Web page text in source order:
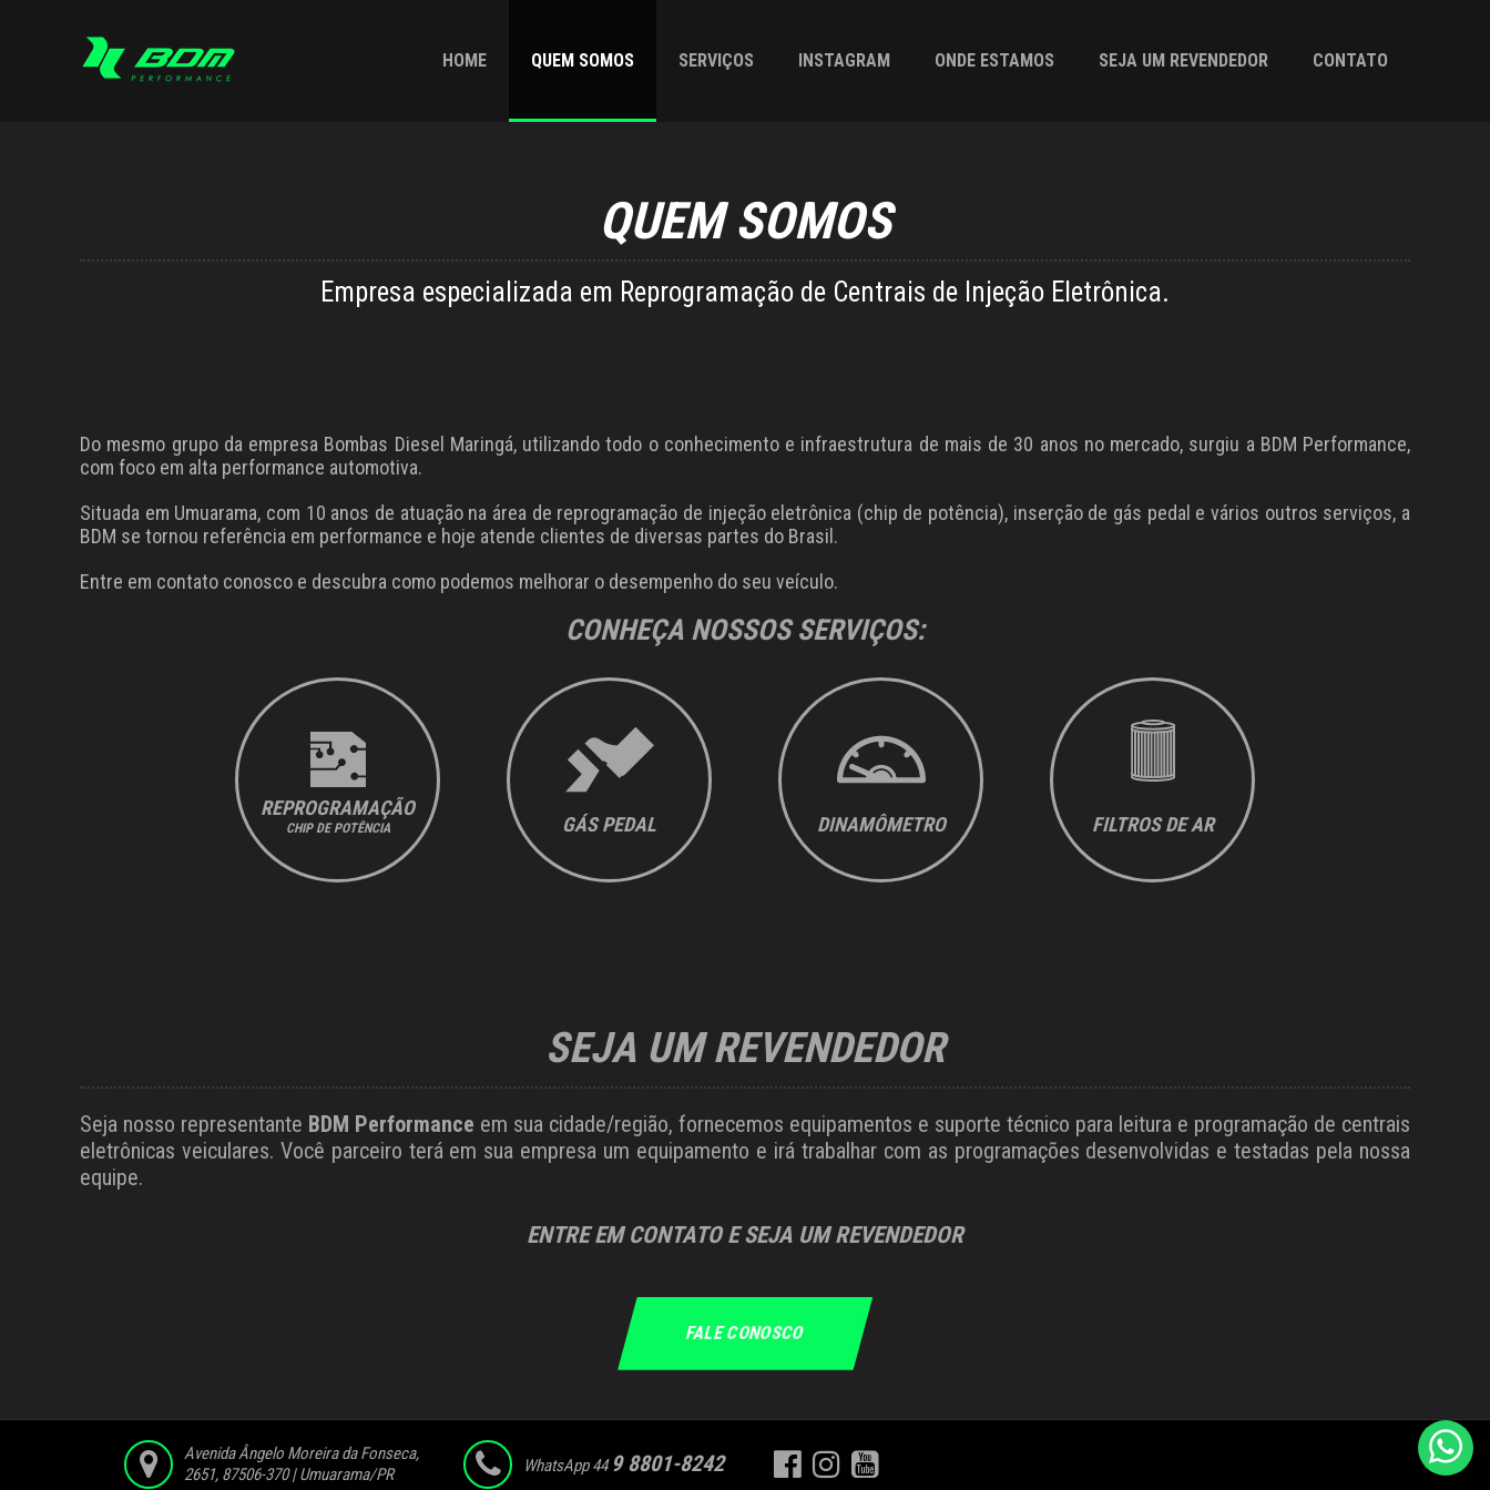
HOME QUEM SOMOS SERVIÇOS INSTAGRAM ONDE ESTAMOS SEJA UM REVENDEDOR CONTATO
QUEM SOMOS
Empresa especializada em Reprogramação de Centrais de Injeção Eletrônica.
Do mesmo grupo da empresa Bombas Diesel Maringá, utilizando todo o conhecimento e infraestrutura de mais de 30 anos no mercado, surgiu a BDM Performance,
com foco em alta performance automotiva.
Situada em Umuarama, com 10 anos de atuação na área de reprogramação de injeção eletrônica (chip de potência), inserção de gás pedal e vários outros serviços, a
BDM se tornou referência em performance e hoje atende clientes de diversas partes do Brasil.
Entre em contato conosco e descubra como podemos melhorar o desempenho do seu veículo.
CONHEÇA NOSSOS SERVIÇOS:
REPROGRAMAÇÃO
CHIP DE POTÊNCIA GÁS PEDAL DINAMÔMETRO FILTROS DE AR
SEJA UM REVENDEDOR
Seja nosso representante BDM Performance em sua cidade/região, fornecemos equipamentos e suporte técnico para leitura e programação de centrais
eletrônicas veiculares. Você parceiro terá em sua empresa um equipamento e irá trabalhar com as programações desenvolvidas e testadas pela nossa
equipe.
ENTRE EM CONTATO E SEJA UM REVENDEDOR
FALE CONOSCO
Avenida Ângelo Moreira da Fonseca,
2651, 87506-370 | Umuarama/PR
WhatsApp 44 9 8801-8242